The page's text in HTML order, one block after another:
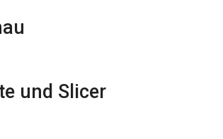
und Slicer